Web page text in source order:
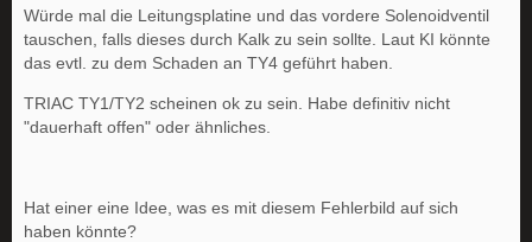
Würde mal die Leitungsplatine und das vordere Solenoidventil
tauschen, falls dieses durch Kalk zu sein sollte. Laut KI könnte
das evtl. zu dem Schaden an TY4 geführt haben.
TRIAC TY1/TY2 scheinen ok zu sein. Habe definitiv nicht
"dauerhaft offen" oder ähnliches.
Hat einer eine Idee, was es mit diesem Fehlerbild auf sich
haben könnte?